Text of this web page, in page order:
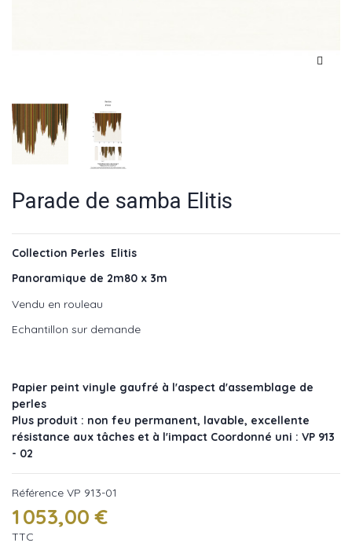
Parade de samba Elitis
Collection Perles Elitis
Panoramique de 2m80 x 3m
Vendu en rouleau
Echantillon sur demande
Papier peint vinyle gaufré à l'aspect d'assemblage de
perles
Plus produit : non feu permanent, lavable, excellente
résistance aux tâches et à l'impact Coordonné uni : VP 913
- 02
Référence VP 913-01
1 053,00 €
TTC